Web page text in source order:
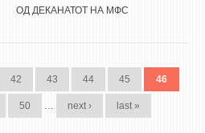
НА МФС
42 43 44 45 46
50 … next › last »